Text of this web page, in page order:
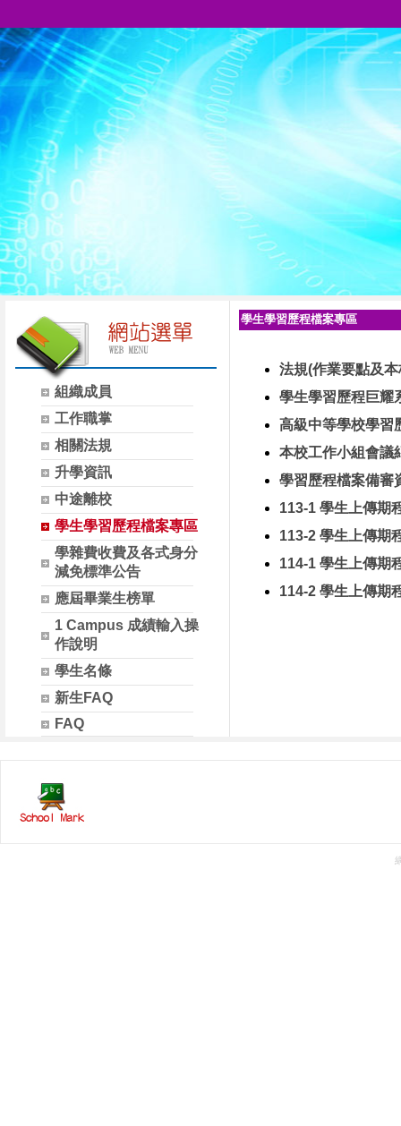
組織成員
工作職掌
相關法規
升學資訊
中途離校
學生學習歷程檔案專區
學雜費收費及各式身分
減免標準公告
應屆畢業生榜單
1 Campus 成績輸入操
作說明
學生名條
新生FAQ
FAQ
學生學習歷程檔案專區
法規(作業要點及
學生學習歷程巨耀
高級中等學校學習
本校工作小組會議
學習歷程檔案備審
113-1 學生上傳期
113-2 學生上傳期
114-1 學生上傳期
114-2 學生上傳期